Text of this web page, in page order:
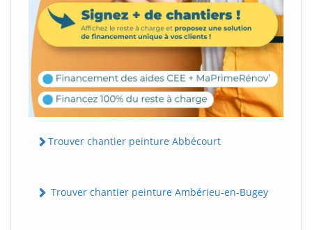
Trouver chantier peinture Abbécourt
Trouver chantier peinture Ambérieu-en-Bugey